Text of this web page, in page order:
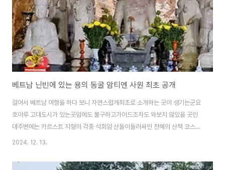
베트남 닌빈에 있는 용의 동굴 암티엔 사원 최초 공개
걸어서 베트남 여행을 하다 보니 자연스럽게최초로 소개하는 곳이 생기는군요
호아루 고대도시가 있는곳임에도 불구하고가이드조차도 와보지 않았을 곳인
데주변에는 카르스트 지형의 각종 석회암 산들이둘러싸인 천혜의 산책 코스이
기도 합니다. 모두 물에 잠겨 있다가 서서히 모습을 드러내어호수가 만들어지
초로 공개되는 용의 둥글 암티엔 사원을소개합니다. 그럼 출발합니다. 나중에
2024. 12. 13.